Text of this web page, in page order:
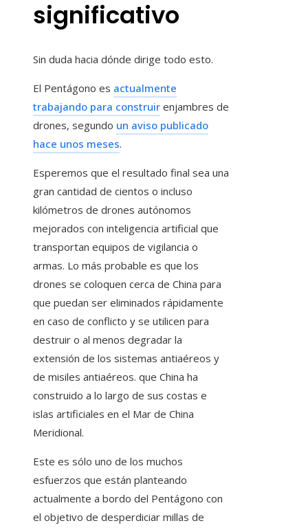
significativo
Sin duda hacia dónde dirige todo esto.
El Pentágono es actualmente
trabajando para construir enjambres de
drones, segundo un aviso publicado
hace unos meses.
Esperemos que el resultado final sea una
gran cantidad de cientos o incluso
kilómetros de drones autónomos
mejorados con inteligencia artificial que
transportan equipos de vigilancia o
armas. Lo más probable es que los
drones se coloquen cerca de China para
que puedan ser eliminados rápidamente
en caso de conflicto y se utilicen para
destruir o al menos degradar la
extensión de los sistemas antiaéreos y
de misiles antiaéreos. que China ha
construido a lo largo de sus costas e
islas artificiales en el Mar de China
Meridional.
Este es sólo uno de los muchos
esfuerzos que están planteando
actualmente a bordo del Pentágono con
el objetivo de desperdiciar millas de